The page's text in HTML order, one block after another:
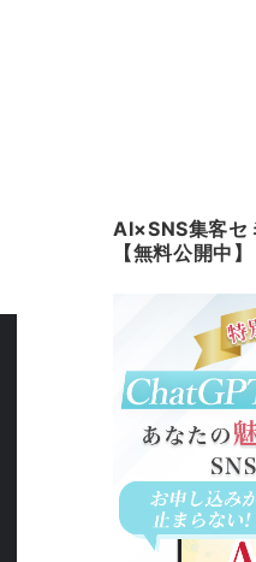
AI×SNS集客セ
【無料公開中】